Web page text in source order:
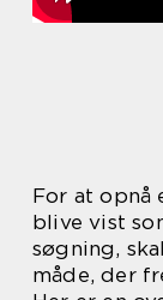
For at opnå
blive vist
søgning,
måde, der